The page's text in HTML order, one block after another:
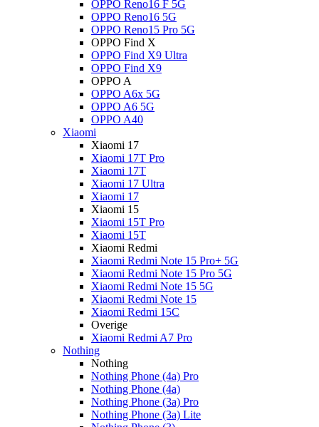
OPPO Reno16 F 5G
OPPO Reno16 5G
OPPO Reno15 Pro 5G
OPPO Find X
OPPO Find X9 Ultra
OPPO Find X9
OPPO A
OPPO A6x 5G
OPPO A6 5G
OPPO A40
Xiaomi
Xiaomi 17
Xiaomi 17T Pro
Xiaomi 17T
Xiaomi 17 Ultra
Xiaomi 17
Xiaomi 15
Xiaomi 15T Pro
Xiaomi 15T
Xiaomi Redmi
Xiaomi Redmi Note 15 Pro+ 5G
Xiaomi Redmi Note 15 Pro 5G
Xiaomi Redmi Note 15 5G
Xiaomi Redmi Note 15
Xiaomi Redmi 15C
Overige
Xiaomi Redmi A7 Pro
Nothing
Nothing
Nothing Phone (4a) Pro
Nothing Phone (4a)
Nothing Phone (3a) Pro
Nothing Phone (3a) Lite